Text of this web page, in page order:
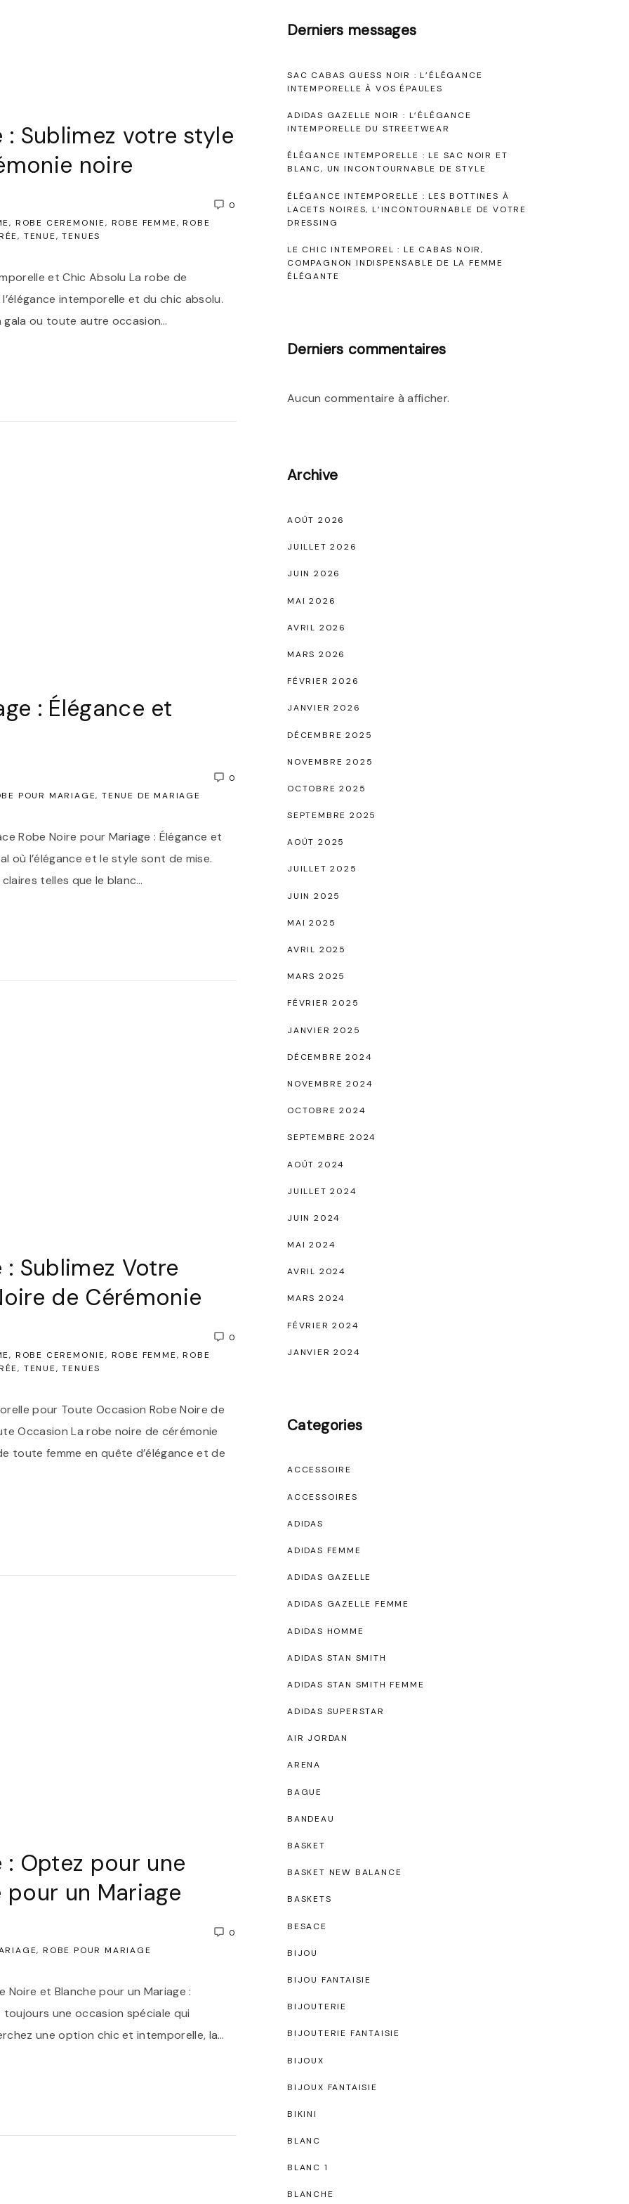
Sublimez votre style
noire
0
ROBE CEREMONIE ROBE FEMME
ROBE
TENUE TENUES
et Chic Absolu La robe de
intemporelle et du chic absolu.
gala ou toute autre occasion…
: Élégance et
0
POUR MARIAGE TENUE DE MARIAGE
Robe Noire pour Mariage : Élégance et
où l’élégance et le style sont de mise.
telles que le blanc…
Sublimez Votre
de Cérémonie
0
ROBE CEREMONIE ROBE FEMME
ROBE
TENUE TENUES
pour Toute Occasion Robe Noire de
Occasion La robe noire de cérémonie
toute femme en quête d’élégance et de
Optez pour une
pour un Mariage
0
ROBE POUR MARIAGE
Noire et Blanche pour un Mariage :
une occasion spéciale qui
une option chic et intemporelle, la…
Derniers messages
SAC CABAS GUESS NOIR : L’ÉLÉGANCE
INTEMPORELLE À VOS ÉPAULES
ADIDAS GAZELLE NOIR : L’ÉLÉGANCE
INTEMPORELLE DU STREETWEAR
ÉLÉGANCE INTEMPORELLE : LE SAC NOIR ET
BLANC, UN INCONTOURNABLE DE STYLE
ÉLÉGANCE INTEMPORELLE : LES BOTTINES À
LACETS NOIRES, L’INCONTOURNABLE DE VOTRE
DRESSING
LE CHIC INTEMPOREL : LE CABAS NOIR,
COMPAGNON INDISPENSABLE DE LA FEMME
ÉLÉGANTE
Derniers commentaires
Aucun commentaire à afficher.
Archive
AOÛT 2026
JUILLET 2026
JUIN 2026
MAI 2026
AVRIL 2026
MARS 2026
FÉVRIER 2026
JANVIER 2026
DÉCEMBRE 2025
NOVEMBRE 2025
OCTOBRE 2025
SEPTEMBRE 2025
AOÛT 2025
JUILLET 2025
JUIN 2025
MAI 2025
AVRIL 2025
MARS 2025
FÉVRIER 2025
JANVIER 2025
DÉCEMBRE 2024
NOVEMBRE 2024
OCTOBRE 2024
SEPTEMBRE 2024
AOÛT 2024
JUILLET 2024
JUIN 2024
MAI 2024
AVRIL 2024
MARS 2024
FÉVRIER 2024
JANVIER 2024
Categories
ACCESSOIRE
ACCESSOIRES
ADIDAS
ADIDAS FEMME
ADIDAS GAZELLE
ADIDAS GAZELLE FEMME
ADIDAS HOMME
ADIDAS STAN SMITH
ADIDAS STAN SMITH FEMME
ADIDAS SUPERSTAR
AIR JORDAN
ARENA
BAGUE
BANDEAU
BASKET
BASKET NEW BALANCE
BASKETS
BESACE
BIJOU
BIJOU FANTAISIE
BIJOUTERIE
BIJOUTERIE FANTAISIE
BIJOUX
BIJOUX FANTAISIE
BIKINI
BLANC
BLANC 1
BLANCHE